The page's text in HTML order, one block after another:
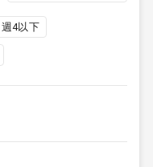
週4以下